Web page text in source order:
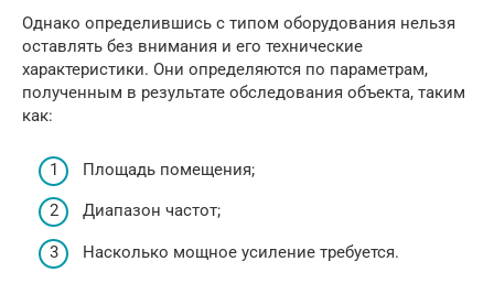
Однако определившись с типом оборудования нельзя
оставлять без внимания и его технические
характеристики. Они определяются по параметрам,
полученным в результате обследования объекта, таким
как:
Площадь помещения;
Диапазон частот;
Насколько мощное усиление требуется.